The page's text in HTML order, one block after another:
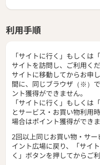
利用手順
「サイトに行く」もしくは
サイトを訪問し、ご利用くだ
サイトに移動してからお申
間に、同じブラウザ（※）
ント獲得ができません。
「サイトに行く」もしくは
とサービス・お買い物利用
場合はポイント獲得ができま
2回以上同じお買い物・サ
イント広場に戻り、「サイ
く」ボタンを押してからご